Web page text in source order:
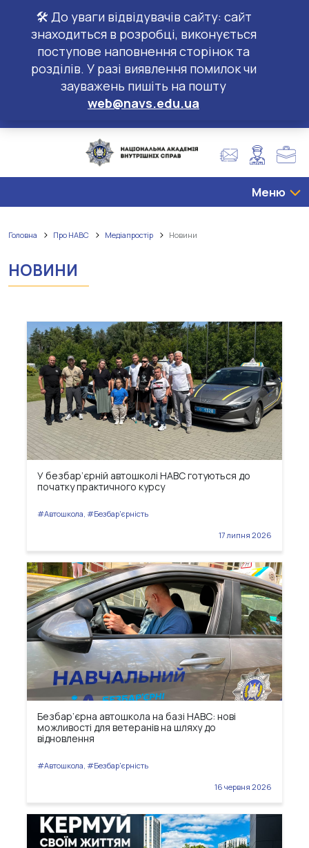
🛠️ До уваги відвідувачів сайту: сайт
знаходиться в розробці, виконується
поступове наповнення сторінок та
розділів. У разі виявлення помилок чи
зауважень пишіть на пошту
web@navs.edu.ua
Меню
Головна Про НАВС Медіапростір Новини
НОВИНИ
У безбар’єрній автошколі НАВС готуються до
початку практичного курсу
#Автошкола, #Безбар'єрність
17 липня 2026
Безбар’єрна автошкола на базі НАВС: нові
можливості для ветеранів на шляху до
відновлення
#Автошкола, #Безбар'єрність
16 червня 2026